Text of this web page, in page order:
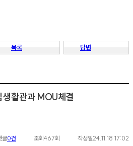
목록 답변
생활관과 MOU체결
글0건 조회467회 작성일24.11.18 17:02